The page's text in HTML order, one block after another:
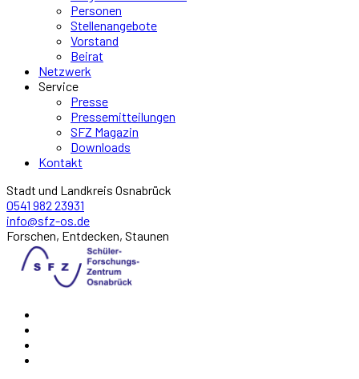
Personen
Stellenangebote
Vorstand
Beirat
Netzwerk
Service
Presse
Pressemitteilungen
SFZ Magazin
Downloads
Kontakt
Stadt und Landkreis Osnabrück
0541 982 23931
info@sfz-os.de
Forschen, Entdecken, Staunen